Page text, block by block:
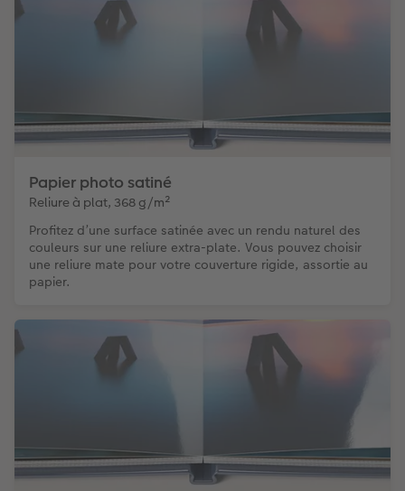
Papier photo satiné
Reliure à plat, 368 g/m²
Profitez d’une surface satinée avec un rendu naturel des
couleurs sur une reliure extra-plate. Vous pouvez choisir
une reliure mate pour votre couverture rigide, assortie au
papier.